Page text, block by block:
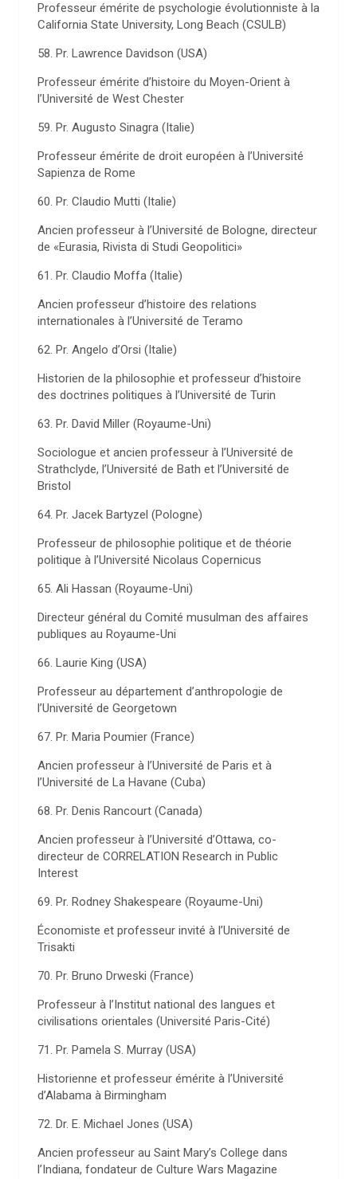
Professeur émérite de psychologie évolutionniste à la
California State University, Long Beach (CSULB)
58. Pr. Lawrence Davidson (USA)
Professeur émérite d’histoire du Moyen-Orient à
l’Université de West Chester
59. Pr. Augusto Sinagra (Italie)
Professeur émérite de droit européen à l’Université
Sapienza de Rome
60. Pr. Claudio Mutti (Italie)
Ancien professeur à l’Université de Bologne, directeur
de «Eurasia, Rivista di Studi Geopolitici»
61. Pr. Claudio Moffa (Italie)
Ancien professeur d’histoire des relations
internationales à l’Université de Teramo
62. Pr. Angelo d’Orsi (Italie)
Historien de la philosophie et professeur d’histoire
des doctrines politiques à l’Université de Turin
63. Pr. David Miller (Royaume-Uni)
Sociologue et ancien professeur à l’Université de
Strathclyde, l’Université de Bath et l’Université de
Bristol
64. Pr. Jacek Bartyzel (Pologne)
Professeur de philosophie politique et de théorie
politique à l’Université Nicolaus Copernicus
65. Ali Hassan (Royaume-Uni)
Directeur général du Comité musulman des affaires
publiques au Royaume-Uni
66. Laurie King (USA)
Professeur au département d’anthropologie de
l’Université de Georgetown
67. Pr. Maria Poumier (France)
Ancien professeur à l’Université de Paris et à
l’Université de La Havane (Cuba)
68. Pr. Denis Rancourt (Canada)
Ancien professeur à l’Université d’Ottawa, co-
directeur de CORRELATION Research in Public
Interest
69. Pr. Rodney Shakespeare (Royaume-Uni)
Économiste et professeur invité à l’Université de
Trisakti
70. Pr. Bruno Drweski (France)
Professeur à l’Institut national des langues et
civilisations orientales (Université Paris-Cité)
71. Pr. Pamela S. Murray (USA)
Historienne et professeur émérite à l’Université
d’Alabama à Birmingham
72. Dr. E. Michael Jones (USA)
Ancien professeur au Saint Mary’s College dans
l’Indiana, fondateur de Culture Wars Magazine